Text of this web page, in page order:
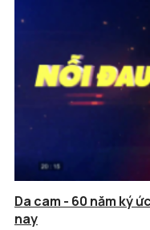
Da cam - 60 năm ký
nay